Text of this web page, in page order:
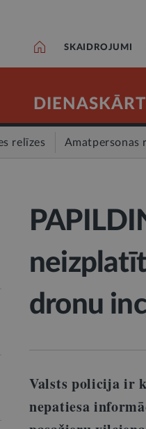
SKAIDROJUMI
relīzes Amatpersonas
dronu
Valsts policija ir
nepatiesa